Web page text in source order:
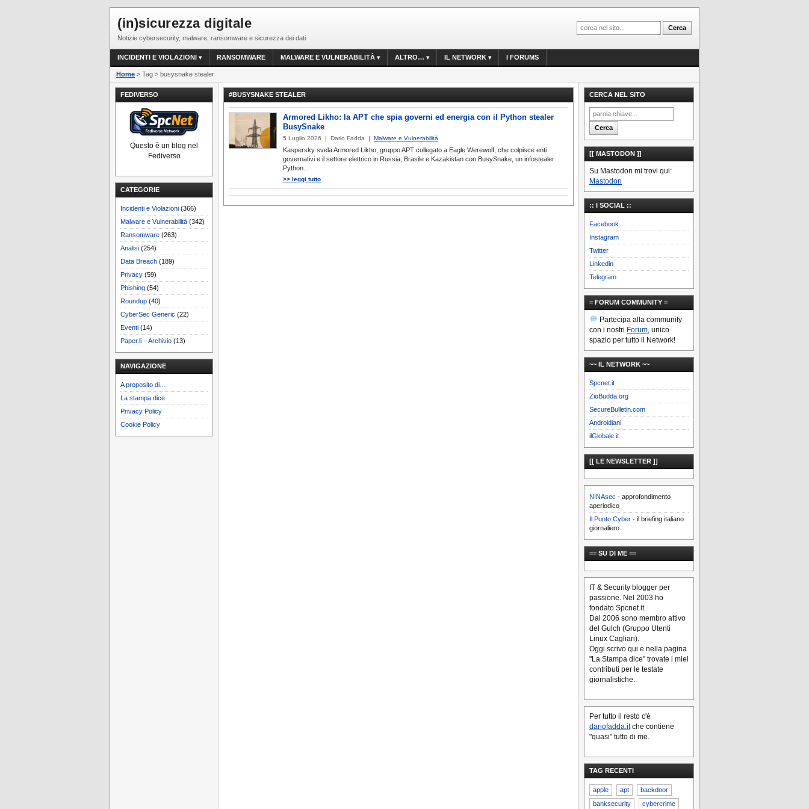
(in)sicurezza digitale
Notizie cybersecurity, malware, ransomware e sicurezza dei dati
INCIDENTI E VIOLAZIONI RANSOMWARE MALWARE E VULNERABILITÀ ALTRO… IL NETWORK I FORUMS
Home > Tag > busysnake stealer
FEDIVERSO
Questo è un blog nel
Fediverso
CATEGORIE
Incidenti e Violazioni (366)
Malware e Vulnerabilità (342)
Ransomware (263)
Analisi (254)
Data Breach (189)
Privacy (59)
Phishing (54)
Roundup (40)
CyberSec Generic (22)
Eventi (14)
Paper.li – Archivio (13)
NAVIGAZIONE
A proposito di…
La stampa dice
Privacy Policy
Cookie Policy
#BUSYSNAKE STEALER
Armored Likho: la APT che spia governi ed energia con il Python stealer
BusySnake
5 Luglio 2026 | Dario Fadda | Malware e Vulnerabilità
Kaspersky svela Armored Likho, gruppo APT collegato a Eagle Werewolf, che colpisce enti
governativi e il settore elettrico in Russia, Brasile e Kazakistan con BusySnake, un infostealer
Python...
>> leggi tutto
CERCA NEL SITO
[[ MASTODON ]]
Su Mastodon mi trovi qui:
Mastodon
:: I SOCIAL ::
Facebook
Instagram
Twitter
Linkedin
Telegram
= FORUM COMMUNITY =
Partecipa alla community
con i nostri Forum, unico
spazio per tutto il Network!
~~ IL NETWORK ~~
Spcnet.it
ZioBudda.org
SecureBulletin.com
Androidiani
ilGlobale.it
[[ LE NEWSLETTER ]]
NINAsec - approfondimento
aperiodico
Il Punto Cyber - il briefing italiano
giornaliero
== SU DI ME ==
IT & Security blogger per
passione. Nel 2003 ho
fondato Spcnet.it.
Dal 2006 sono membro attivo
del Gulch (Gruppo Utenti
Linux Cagliari).
Oggi scrivo qui e nella pagina
"La Stampa dice" trovate i miei
contributi per le testate
giornalistiche.
Per tutto il resto c'è
dariofadda.itche contiene
"quasi" tutto di me.
TAG RECENTI
apple apt
backdoor
banksecurity
cybercrime